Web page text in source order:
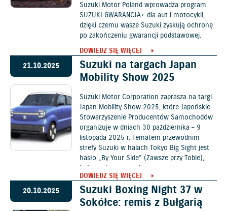
Suzuki Motor Poland wprowadza program
SUZUKI GWARANCJA+ dla aut i motocykli,
dzięki czemu wasze Suzuki zyskują ochronę
po zakończeniu gwarancji podstawowej.
DOWIEDZ SIĘ WIĘCEJ
21.10.2025
Suzuki na targach Japan
Mobility Show 2025
Suzuki Motor Corporation zaprasza na targi
Japan Mobility Show 2025, które Japońskie
Stowarzyszenie Producentów Samochodów
organizuje w dniach 30 października – 9
listopada 2025 r. Tematem przewodnim
strefy Suzuki w halach Tokyo Big Sight jest
hasło „By Your Side” (Zawsze przy Tobie),
które ogłoszono w lutym w tzw. nowym
średnioterminowym planie zarządzania.
DOWIEDZ SIĘ WIĘCEJ
20.10.2025
Suzuki Boxing Night 37 w
Sokółce: remis z Bułgarią